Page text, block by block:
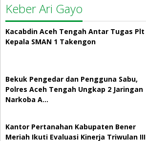
Keber Ari Gayo
Kacabdin Aceh Tengah Antar Tugas Plt
Kepala SMAN 1 Takengon
Bekuk Pengedar dan Pengguna Sabu,
Polres Aceh Tengah Ungkap 2 Jaringan
Narkoba A…
Kantor Pertanahan Kabupaten Bener
Meriah Ikuti Evaluasi Kinerja Triwulan III